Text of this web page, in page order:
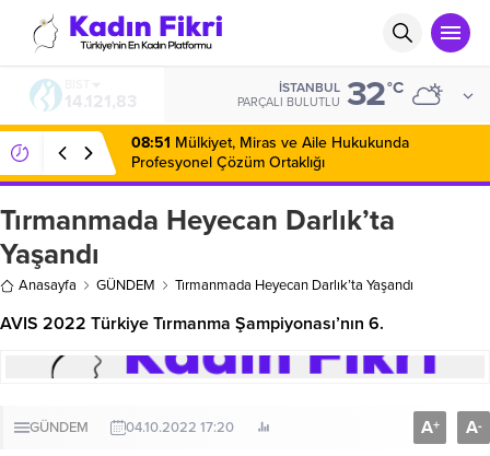
14.121,83
İSTANBUL
PARÇALI BULUTLU 32°C
08:51 Mülkiyet, Miras ve Aile Hukukunda
Profesyonel Çözüm Ortaklığı
Tırmanmada Heyecan Darlık’ta
Yaşandı
Anasayfa GÜNDEM Tırmanmada Heyecan Darlık’ta Yaşandı
AVIS 2022 Türkiye Tırmanma Şampiyonası’nın 6.
GÜNDEM 04.10.2022 17:20 A+ A-